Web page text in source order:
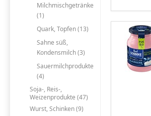
Milchmischgetränke
(1)
Quark, Topfen (13)
Sahne süß,
Kondensmilch (3)
Sauermilchprodukte
(4)
Soja-, Reis-,
Weizenprodukte (47)
Wurst, Schinken (9)